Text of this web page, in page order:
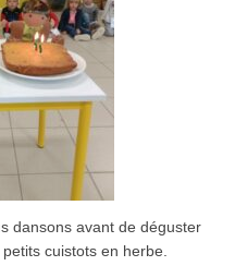
dansons avant de déguster
cuistots en herbe.